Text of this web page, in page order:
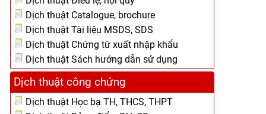
Dịch thuật Catalogue, brochure
Dịch thuật Tài liệu MSDS, SDS
Dịch thuật Chứng từ xuất nhập khẩu
Dịch thuật Sách hướng dẫn sử dụng
Dịch thuật công chứng
Dịch thuật Học bạ TH, THCS, THPT